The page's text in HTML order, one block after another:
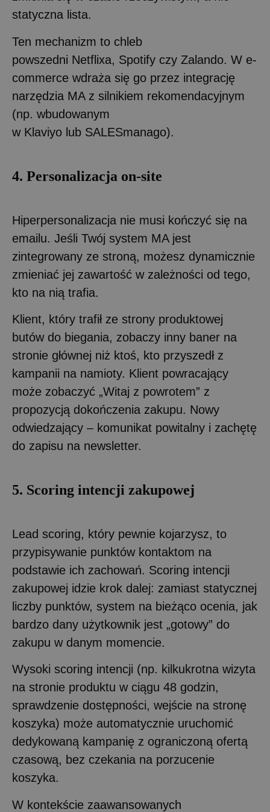
statyczna lista.
Ten mechanizm to chleb
powszedni Netflixa, Spotify czy Zalando. W e-
commerce wdraża się go przez integrację
narzędzia MA z silnikiem rekomendacyjnym
(np. wbudowanym
w Klaviyo lub SALESmanago).
4. Personalizacja on-site
Hiperpersonalizacja nie musi kończyć się na
emailu. Jeśli Twój system MA jest
zintegrowany ze stroną, możesz dynamicznie
zmieniać jej zawartość w zależności od tego,
kto na nią trafia.
Klient, który trafił ze strony produktowej
butów do biegania, zobaczy inny baner na
stronie głównej niż ktoś, kto przyszedł z
kampanii na namioty. Klient powracający
może zobaczyć „Witaj z powrotem” z
propozycją dokończenia zakupu. Nowy
odwiedzający – komunikat powitalny i zachętę
do zapisu na newsletter.
5. Scoring intencji zakupowej
Lead scoring, który pewnie kojarzysz, to
przypisywanie punktów kontaktom na
podstawie ich zachowań. Scoring intencji
zakupowej idzie krok dalej: zamiast statycznej
liczby punktów, system na bieżąco ocenia, jak
bardzo dany użytkownik jest „gotowy” do
zakupu w danym momencie.
Wysoki scoring intencji (np. kilkukrotna wizyta
na stronie produktu w ciągu 48 godzin,
sprawdzenie dostępności, wejście na stronę
koszyka) może automatycznie uruchomić
dedykowaną kampanię z ograniczoną ofertą
czasową, bez czekania na porzucenie
koszyka.
W kontekście zaawansowanych